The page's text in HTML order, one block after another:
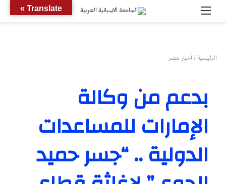
القائمة
الرئيسية/أخبار مصر
بدعم من وكالة
الإمارات للمساعدات
الدولية .. “جسر حميد
Translate »